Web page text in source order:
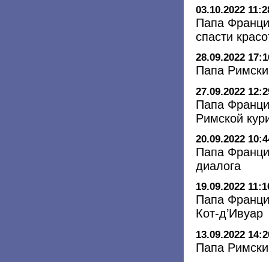
03.10.2022
Папа
спасти
28.09.2022
Папа
27.09.2022
Папа
Римской
20.09.2022
Папа
диалога
19.09.2022
Папа
Кот-д’Ивуар
13.09.2022
Папа